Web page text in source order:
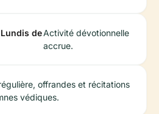
deActivité dévotionnelle
accrue.
offrandes et récitations
védiques.